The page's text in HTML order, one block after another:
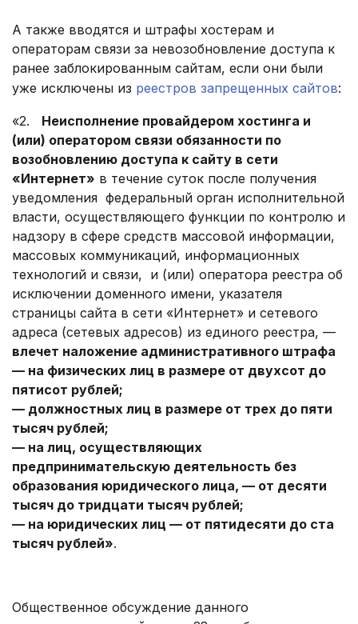
А также вводятся и штрафы хостерам и
операторам связи за невозобновление доступа к
ранее заблокированным сайтам, если они были
уже исключены из реестров запрещенных сайтов:
«2.
Неисполнение провайдером хостинга и
(или) оператором связи обязанности по
возобновлению доступа к сайту в сети
«Интернет» в течение суток после получения
уведомления федеральный орган исполнительной
власти, осуществляющего функции по контролю и
надзору в сфере средств массовой информации,
массовых коммуникаций, информационных
технологий и связи, и (или) оператора реестра об
исключении доменного имени, указателя
страницы сайта в сети «Интернет» и сетевого
адреса (сетевых адресов) из единого реестра, —
влечет наложение административного штрафа
— на физических лиц в размере от двухсот до
пятисот рублей;
— должностных лиц в размере от трех до пяти
тысяч рублей;
— на лиц, осуществляющих
предпринимательскую деятельность без
образования юридического лица, — от десяти
тысяч до тридцати тысяч рублей;
— на юридических лиц — от пятидесяти до ста
тысяч рублей».
Общественное обсуждение данного